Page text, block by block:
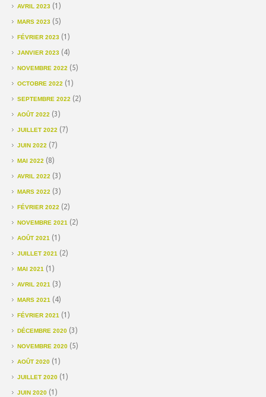
AVRIL 2023 (1)
MARS 2023 (5)
FÉVRIER 2023 (1)
JANVIER 2023 (4)
NOVEMBRE 2022 (5)
OCTOBRE 2022 (1)
SEPTEMBRE 2022 (2)
AOÛT 2022 (3)
JUILLET 2022 (7)
JUIN 2022 (7)
MAI 2022 (8)
AVRIL 2022 (3)
MARS 2022 (3)
FÉVRIER 2022 (2)
NOVEMBRE 2021 (2)
AOÛT 2021 (1)
JUILLET 2021 (2)
MAI 2021 (1)
AVRIL 2021 (3)
MARS 2021 (4)
FÉVRIER 2021 (1)
DÉCEMBRE 2020 (3)
NOVEMBRE 2020 (5)
AOÛT 2020 (1)
JUILLET 2020 (1)
JUIN 2020 (1)